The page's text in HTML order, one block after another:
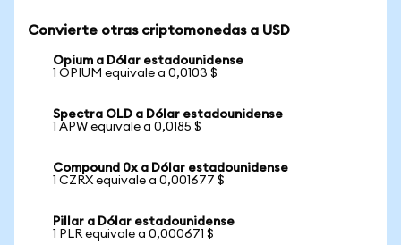
Convierte otras criptomonedas a USD
Opium a Dólar estadounidense
1 OPIUM equivale a 0,0103 $
Spectra OLD a Dólar estadounidense
1 APW equivale a 0,0185 $
Compound 0x a Dólar estadounidense
1 CZRX equivale a 0,001677 $
Pillar a Dólar estadounidense
1 PLR equivale a 0,000671 $